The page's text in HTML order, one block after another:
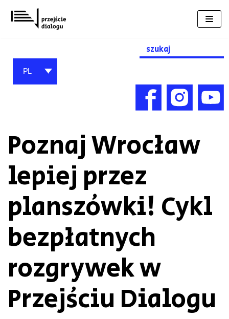
Przejdź
do
Search
for:
PL
Poznaj Wrocław
lepiej przez
planszówki! Cykl
bezpłatnych
rozgrywek w
Przejściu Dialogu